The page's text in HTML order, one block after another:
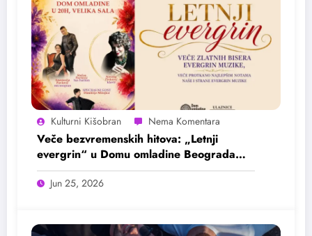
Kulturni Kišobran
Veče bezvremenskih hitova: „Letnji
evergrin“ u Domu omladine Beograda
25. juna
Jun 25, 2026